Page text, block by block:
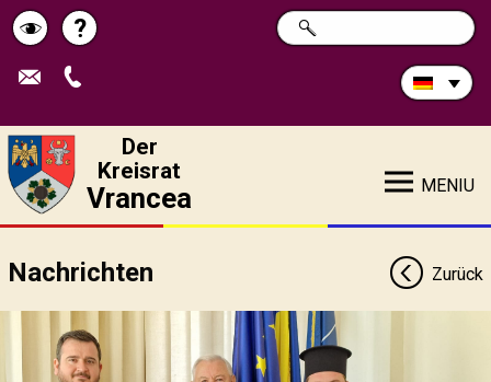
Schimbă
contrastul
Pagina
de
?
Durchsuchen
Sie
SUCHE
Der
Kreisrat
Vrancea MENIU
Nachrichten Zurück